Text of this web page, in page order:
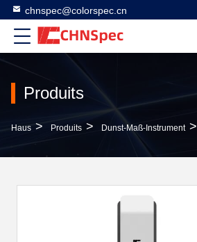
chnspec@colorspec.cn
Produits
Haus > Produits > Dunst-Maß-Instrument >